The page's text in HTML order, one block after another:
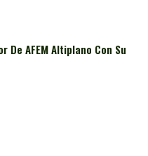
De AFEM Altiplano Con Su